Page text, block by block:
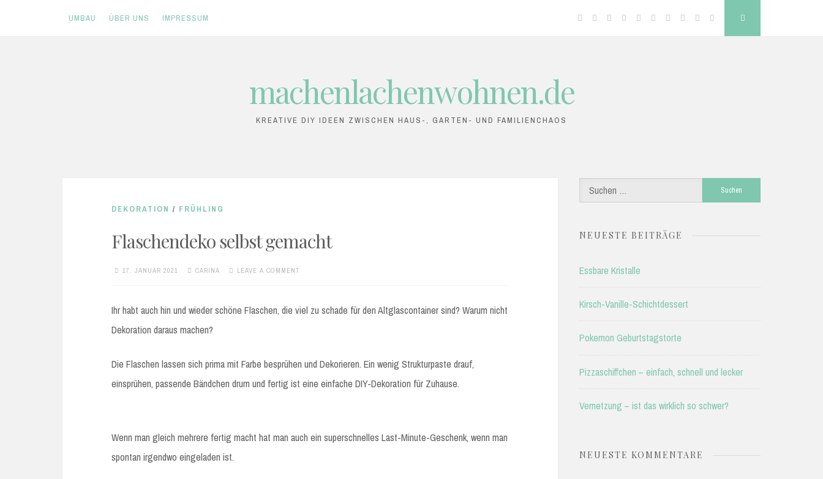
UMBAU ÜBER UNS IMPRESSUM Facebook
TwitterGoogleLinkedinInstagramYouTubePinterest
Tumblr Search
machenlachenwohnen.de
KREATIVE DIY IDEEN ZWISCHEN HAUS-, GARTEN- UND FAMILIENCHAOS
DEKORATION / FRÜHLING
Flaschendeko selbst gemacht
17. JANUAR 2021 CARINA LEAVE A COMMENT
Ihr habt auch hin und wieder schöne Flaschen, die viel zu schade für den Altglascontainer sind? Warum nicht
Dekoration daraus machen?
Die Flaschen lassen sich prima mit Farbe besprühen und Dekorieren. Ein wenig Strukturpaste drauf,
einsprühen, passende Bändchen drum und fertig ist eine einfache DIY-Dekoration für Zuhause.
Wenn man gleich mehrere fertig macht hat man auch ein superschnelles Last-Minute-Geschenk, wenn man
spontan irgendwo eingeladen ist.
Suchen
nach:
NEUESTE BEITRÄGE
Essbare Kristalle
Kirsch-Vanille-Schichtdessert
Pokemon Geburtstagstorte
Pizzaschiffchen – einfach, schnell und lecker
Vernetzung – ist das wirklich so schwer?
NEUESTE KOMMENTARE